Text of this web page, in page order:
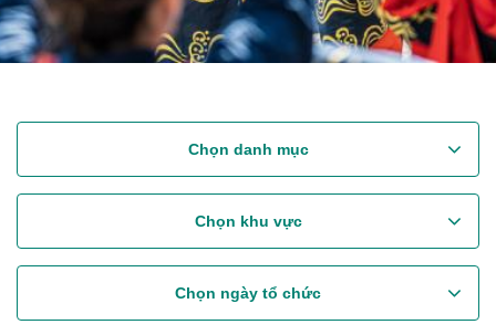
Chọn danh mục
Chọn khu vực
Chọn ngày tổ chức